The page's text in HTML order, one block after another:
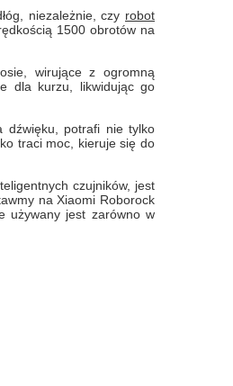
niezależnie, czy robot
1500 obrotów na
wirujące z ogromną
dla kurzu, likwidując go
dźwięku, potrafi nie tylko
traci moc, kieruje się do
czujników, jest
na Xiaomi Roborock
używany jest zarówno w